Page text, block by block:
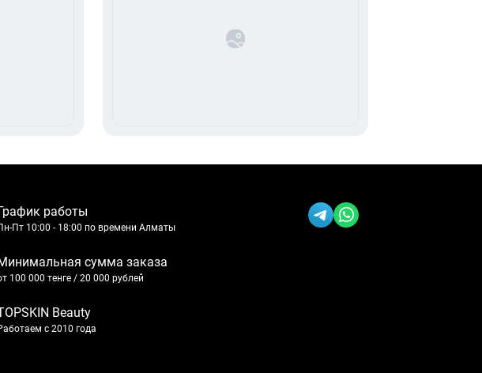
работы
Пт 10:00 - 18:00 по времени Алматы
сумма заказа
100 000 тенге / 20 000 рублей
Beauty
с 2010 года